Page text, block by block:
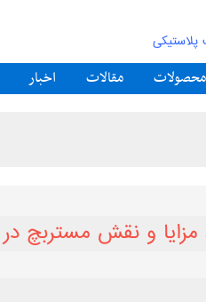
پلاستیکی
محصولات مقالات اخبار
مزایا و نقش